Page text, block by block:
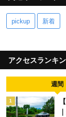
pickup 新着
アクセスランキ
週間
1